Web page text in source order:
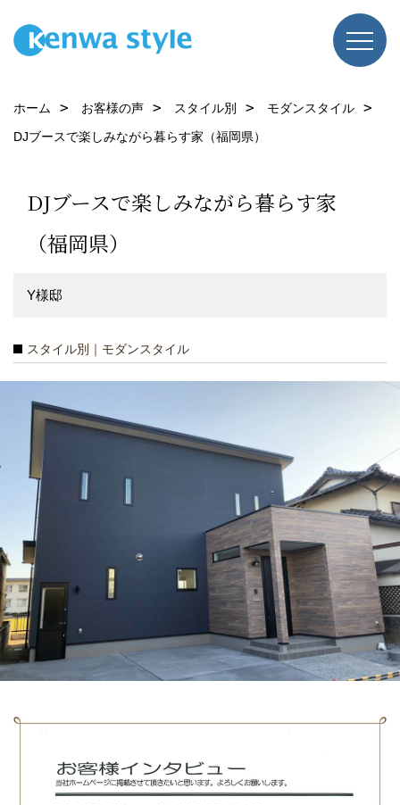
ホーム お客様の声 スタイル別
モダンスタイル
DJブースで楽しみながら暮らす家（福岡県）
DJブースで楽しみながら暮らす家
（福岡県）
Y様邸
スタイル別｜モダンスタイル